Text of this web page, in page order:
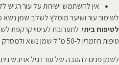
אין להשתמש ישירות על עור רגיש
לשימור עור ושיער מומלץ לשלב שמן נשא
לטיפוח ביתי
טיפות רוזמרין ל-50 מ"ל שמן נשא ולמסרק לתוך הקרקפת בעיסוי עדין.